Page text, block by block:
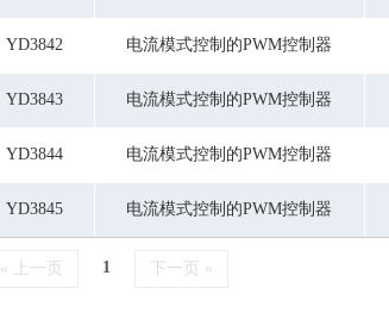
YD3842 电流模式控制的PWM控制器
YD3843 电流模式控制的PWM控制器
YD3844 电流模式控制的PWM控制器
YD3845 电流模式控制的PWM控制器
« 上一页 1 下一页 »